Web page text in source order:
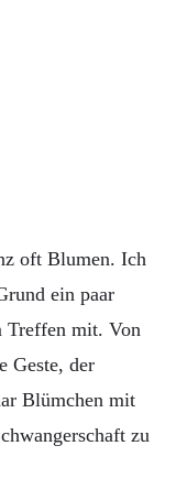
oft Blumen. Ich
ein paar
Treffen mit. Von
Geste, der
Blümchen mit
zu